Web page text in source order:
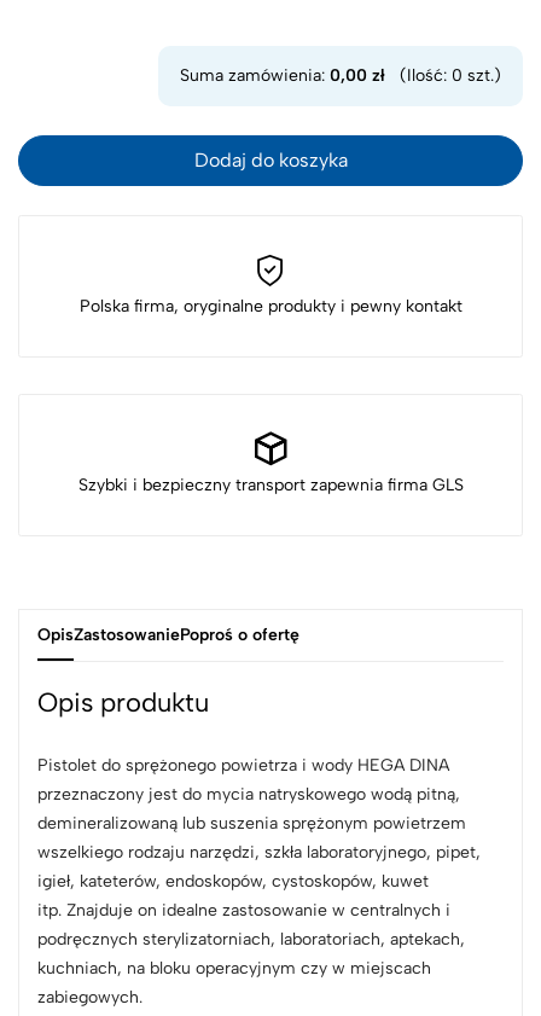
Suma zamówienia: 0,00 zł (Ilość: 0 szt.)
Dodaj do koszyka
Polska firma, oryginalne produkty i pewny kontakt
Szybki i bezpieczny transport zapewnia firma GLS
OpisZastosowaniePoproś o ofertę
Opis produktu
Pistolet do sprężonego powietrza i wody HEGA DINA
przeznaczony jest do mycia natryskowego wodą pitną,
demineralizowaną lub suszenia sprężonym powietrzem
wszelkiego rodzaju narzędzi, szkła laboratoryjnego, pipet,
igieł, kateterów, endoskopów, cystoskopów, kuwet
itp. Znajduje on idealne zastosowanie w centralnych i
podręcznych sterylizatorniach, laboratoriach, aptekach,
kuchniach, na bloku operacyjnym czy w miejscach
zabiegowych.